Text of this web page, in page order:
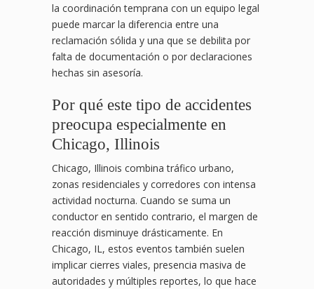
la coordinación temprana con un equipo legal
puede marcar la diferencia entre una
reclamación sólida y una que se debilita por
falta de documentación o por declaraciones
hechas sin asesoría.
Por qué este tipo de accidentes
preocupa especialmente en
Chicago, Illinois
Chicago, Illinois combina tráfico urbano,
zonas residenciales y corredores con intensa
actividad nocturna. Cuando se suma un
conductor en sentido contrario, el margen de
reacción disminuye drásticamente. En
Chicago, IL, estos eventos también suelen
implicar cierres viales, presencia masiva de
autoridades y múltiples reportes, lo que hace